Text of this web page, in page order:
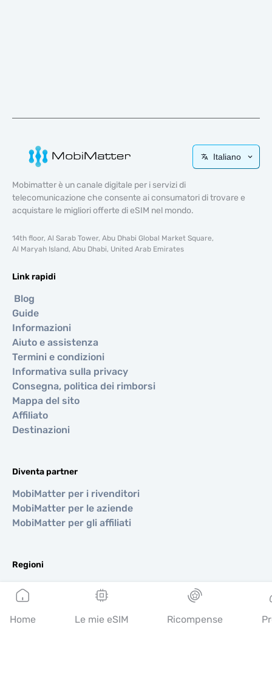
Italiano
Mobimatter è un canale digitale per i servizi di
telecomunicazione che consente ai consumatori di trovare e
acquistare le migliori offerte di eSIM nel mondo.
14th floor, Al Sarab Tower, Abu Dhabi Global Market Square,
Al Maryah Island, Abu Dhabi, United Arab Emirates
Link rapidi
Blog
Guide
Informazioni
Aiuto e assistenza
Termini e condizioni
Informativa sulla privacy
Consegna, politica dei rimborsi
Mappa del sito
Affiliato
Destinazioni
Diventa partner
MobiMatter per i rivenditori
MobiMatter per le aziende
MobiMatter per gli affiliati
Regioni
eSIM per Europa
eSIM per Asia
eSIM per Americhe
Home Le mie eSIM Ricompense